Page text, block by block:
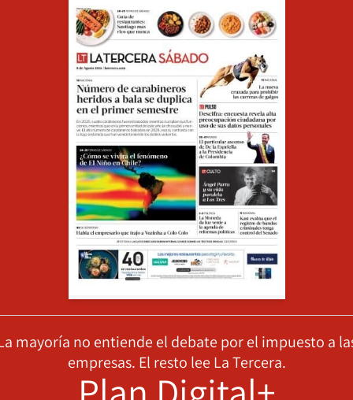
mayoría no entiende el debate por el impuesto a
empresas. El resto lee La Tercera.